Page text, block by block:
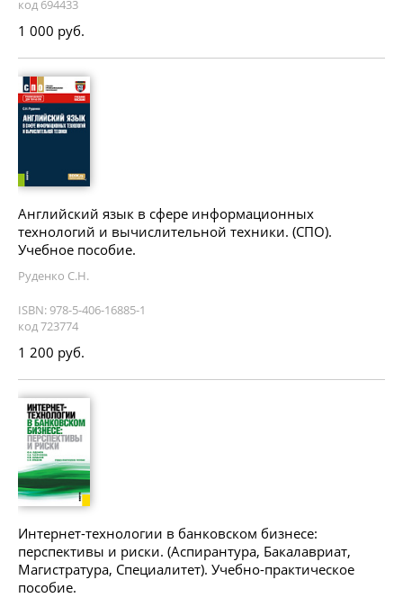
код 694433
1 000 руб.
Английский язык в сфере информационных
технологий и вычислительной техники. (СПО).
Учебное пособие.
Руденко С.Н.
ISBN: 978-5-406-16885-1
код 723774
1 200 руб.
Интернет-технологии в банковском бизнесе:
перспективы и риски. (Аспирантура, Бакалавриат,
Магистратура, Специалитет). Учебно-практическое
пособие.